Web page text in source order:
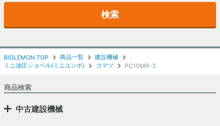
BIGLEMON TOP 商品一覧
建設機械
ミニ油圧ショベル(ミニユンボ)
コマツ PC10MR-2
検索
商品検索
中古建設機械